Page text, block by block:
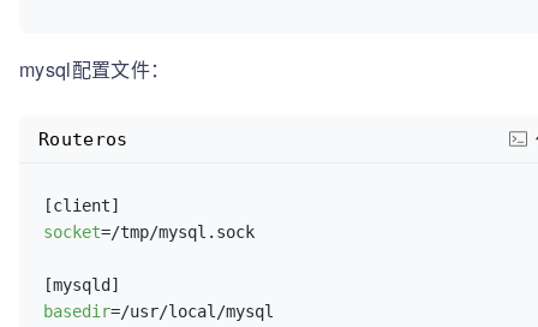
mysql配置文件：
socket=/tmp/mysql.sock
basedir
Routeros